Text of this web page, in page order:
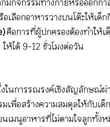
มีกิจกรรมทางกายหรือออกก
อเลือกอาหารวางบนโต๊ะให้
คือการที่ผู้ปกครองต้องทำให้
ห้ได้ 9-12 ชั่วโมงต่อวัน
ในการรณรงค์เชิงสัญลักษณ์ผ่
เพื่อสร้างความสมดุลให้กับ
มนูอาหารที่ไม่ตามใจลูกทั้